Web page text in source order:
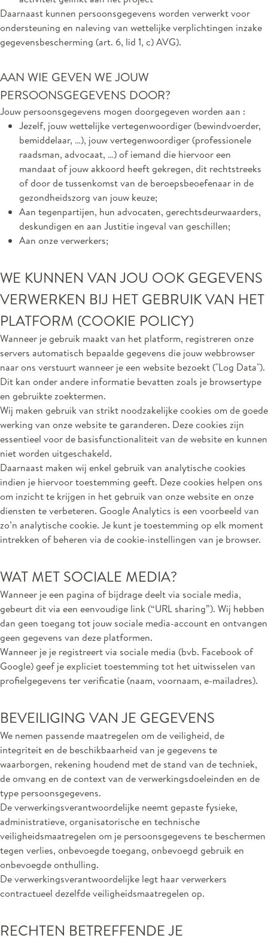
Daarnaast kunnen persoonsgegevens worden verwerkt voor
ondersteuning en naleving van wettelijke verplichtingen inzake
gegevensbescherming (art. 6, lid 1, c) AVG).
AAN WIE GEVEN WE JOUW
PERSOONSGEGEVENS DOOR?
Jouw persoonsgegevens mogen doorgegeven worden aan :
Jezelf, jouw wettelijke vertegenwoordiger (bewindvoerder,
bemiddelaar, …), jouw vertegenwoordiger (professionele
raadsman, advocaat, …) of iemand die hiervoor een
mandaat of jouw akkoord heeft gekregen, dit rechtstreeks
of door de tussenkomst van de beroepsbeoefenaar in de
gezondheidszorg van jouw keuze;
Aan tegenpartijen, hun advocaten, gerechtsdeurwaarders,
deskundigen en aan Justitie ingeval van geschillen;
Aan onze verwerkers;
WE KUNNEN VAN JOU OOK GEGEVENS
VERWERKEN BIJ HET GEBRUIK VAN HET
PLATFORM (COOKIE POLICY)
Wanneer je gebruik maakt van het platform, registreren onze
servers automatisch bepaalde gegevens die jouw webbrowser
naar ons verstuurt wanneer je een website bezoekt ("Log Data").
Dit kan onder andere informatie bevatten zoals je browsertype
en gebruikte zoektermen.
Wij maken gebruik van strikt noodzakelijke cookies om de goede
werking van onze website te garanderen. Deze cookies zijn
essentieel voor de basisfunctionaliteit van de website en kunnen
niet worden uitgeschakeld.
Daarnaast maken wij enkel gebruik van analytische cookies
indien je hiervoor toestemming geeft. Deze cookies helpen ons
om inzicht te krijgen in het gebruik van onze website en onze
diensten te verbeteren. Google Analytics is een voorbeeld van
zo’n analytische cookie. Je kunt je toestemming op elk moment
intrekken of beheren via de cookie-instellingen van je browser.
WAT MET SOCIALE MEDIA?
Wanneer je een pagina of bijdrage deelt via sociale media,
gebeurt dit via een eenvoudige link (“URL sharing”). Wij hebben
dan geen toegang tot jouw sociale media-account en ontvangen
geen gegevens van deze platformen.
Wanneer je je registreert via sociale media (bvb. Facebook of
Google) geef je expliciet toestemming tot het uitwisselen van
profielgegevens ter verificatie (naam, voornaam, e-mailadres).
BEVEILIGING VAN JE GEGEVENS
We nemen passende maatregelen om de veiligheid, de
integriteit en de beschikbaarheid van je gegevens te
waarborgen, rekening houdend met de stand van de techniek,
de omvang en de context van de verwerkingsdoeleinden en de
type persoonsgegevens.
De verwerkingsverantwoordelijke neemt gepaste fysieke,
administratieve, organisatorische en technische
veiligheidsmaatregelen om je persoonsgegevens te beschermen
tegen verlies, onbevoegde toegang, onbevoegd gebruik en
onbevoegde onthulling.
De verwerkingsverantwoordelijke legt haar verwerkers
contractueel dezelfde veiligheidsmaatregelen op.
RECHTEN BETREFFENDE JE